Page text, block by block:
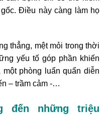
Điều này càng làm họ
thẳng, mệt mỏi trong thời
yếu tố góp phần khiến
phòng luẩn quẩn diễn
– trầm cảm -…
đến những triệu